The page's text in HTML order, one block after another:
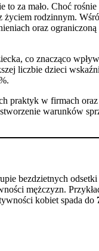
to za mało. Choć
życiem rodzinnym.
oraz
co znacząco
liczbie dzieci
praktyk w firmach
warunków
bezdzietnych odsetki
mężczyzn.
kobiet spada do